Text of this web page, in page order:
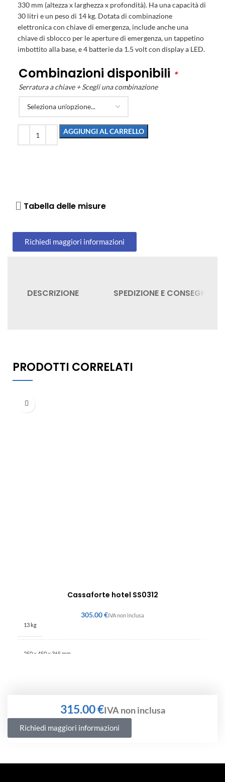
330 mm (altezza x larghezza x profondità). Ha una capacità di
30 litri e un peso di 14 kg. Dotata di combinazione
elettronica con chiave di emergenza, include anche una
chiave di sblocco per le aperture di emergenza, un tappetino
imbottito alla base, e 4 batterie da 1.5 volt con display a LED.
Combinazioni disponibili *
Serratura a chiave + Scegli una combinazione
AGGIUNGI AL CARRELLO
Tabella delle misure
Richiedi maggiori informazioni
DESCRIZIONE SPEDIZIONE E CONSEGNA
PRODOTTI CORRELATI
Cassaforte hotel SS0312
€
13 kg
250 × 450 × 365 mm
€
Richiedi maggiori informazioni